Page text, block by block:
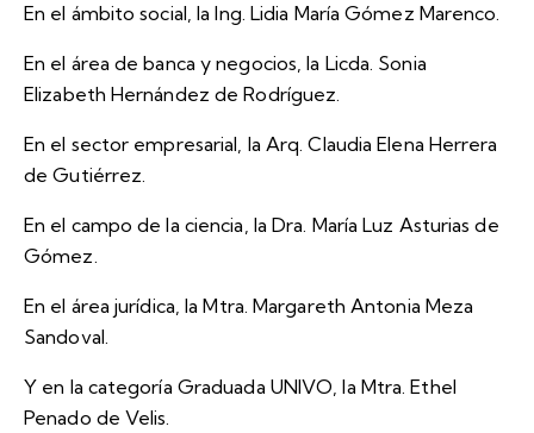
En el ámbito social, la Ing. Lidia María Gómez Marenco.
En el área de banca y negocios, la Licda. Sonia
Elizabeth Hernández de Rodríguez.
En el sector empresarial, la Arq. Claudia Elena Herrera
de Gutiérrez.
En el campo de la ciencia, la Dra. María Luz Asturias de
Gómez.
En el área jurídica, la Mtra. Margareth Antonia Meza
Sandoval.
Y en la categoría Graduada UNIVO, la Mtra. Ethel
Penado de Velis.